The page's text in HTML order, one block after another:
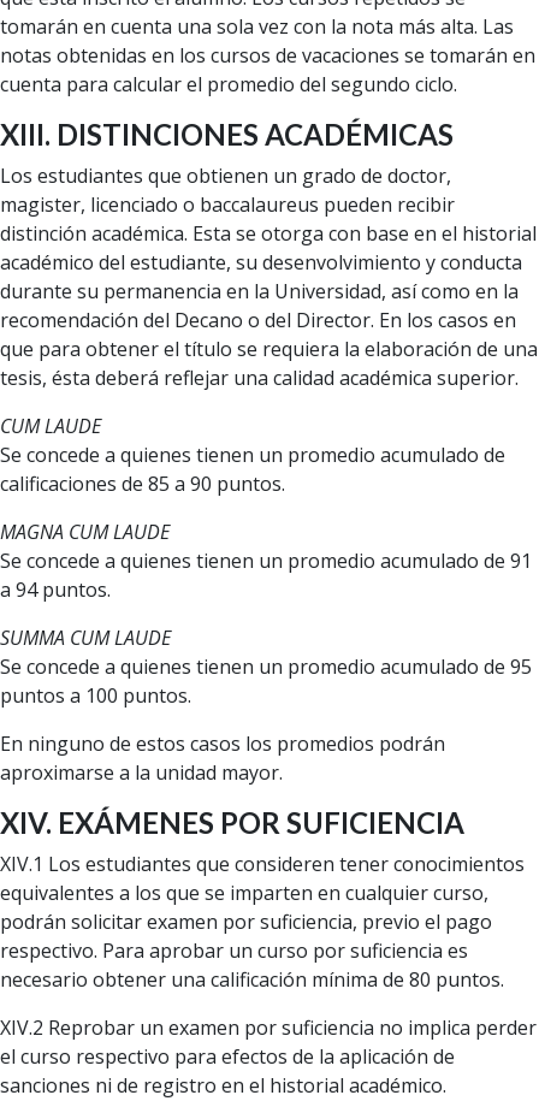
tomarán en cuenta una sola vez con la nota más alta. Las
notas obtenidas en los cursos de vacaciones se tomarán en
cuenta para calcular el promedio del segundo ciclo.
XIII. DISTINCIONES ACADÉMICAS
Los estudiantes que obtienen un grado de doctor,
magister, licenciado o baccalaureus pueden recibir
distinción académica. Esta se otorga con base en el historial
académico del estudiante, su desenvolvimiento y conducta
durante su permanencia en la Universidad, así como en la
recomendación del Decano o del Director. En los casos en
que para obtener el título se requiera la elaboración de una
tesis, ésta deberá reflejar una calidad académica superior.
CUM LAUDE
Se concede a quienes tienen un promedio acumulado de
calificaciones de 85 a 90 puntos.
MAGNA CUM LAUDE
Se concede a quienes tienen un promedio acumulado de 91
a 94 puntos.
SUMMA CUM LAUDE
Se concede a quienes tienen un promedio acumulado de 95
puntos a 100 puntos.
En ninguno de estos casos los promedios podrán
aproximarse a la unidad mayor.
XIV. EXÁMENES POR SUFICIENCIA
XIV.1 Los estudiantes que consideren tener conocimientos
equivalentes a los que se imparten en cualquier curso,
podrán solicitar examen por suficiencia, previo el pago
respectivo. Para aprobar un curso por suficiencia es
necesario obtener una calificación mínima de 80 puntos.
XIV.2 Reprobar un examen por suficiencia no implica perder
el curso respectivo para efectos de la aplicación de
sanciones ni de registro en el historial académico.